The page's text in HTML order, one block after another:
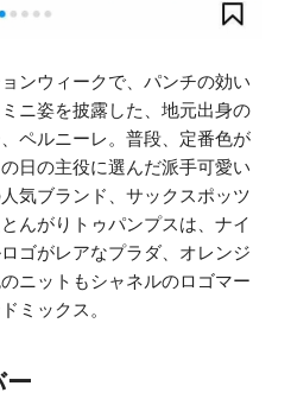
ンウィークで、パンチの効い
ニ姿を披露した、地元出身の
ペルニーレ。普段、定番色が
日の主役に選んだ派手可愛い
気ブランド、サックスポッツ
んがりトゥパンプスは、ナイ
ゴがレアなプラダ、オレンジ
ニットもシャネルのロゴマー
ミックス。
ー